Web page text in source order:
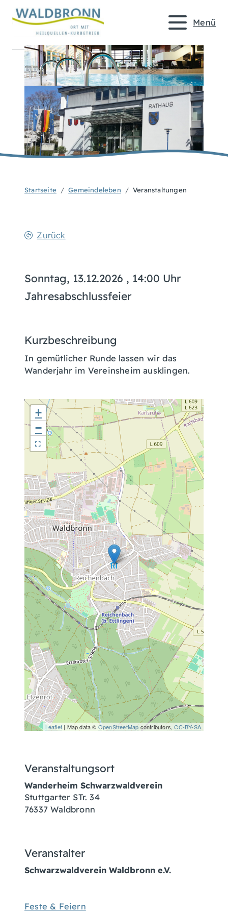
Menü
Startseite Gemeindeleben Veranstaltungen
Zurück
Sonntag, 13.12.2026 , 14:00 Uhr
Jahresabschlussfeier
Kurzbeschreibung
In gemütlicher Runde lassen wir das
Wanderjahr im Vereinsheim ausklingen.
+
−
Leaflet| Map data © OpenStreetMap contributors,CC-BY-SA
Veranstaltungsort
Wanderheim Schwarzwaldverein
Stuttgarter STr. 34
76337 Waldbronn
Veranstalter
Schwarzwaldverein Waldbronn e.V.
Feste & Feiern